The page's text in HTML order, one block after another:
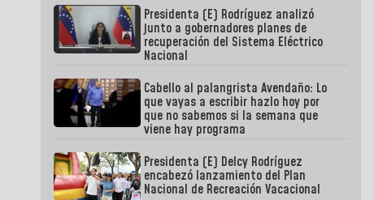
Presidenta (E) Rodríguez analizó
junto a gobernadores planes de
recuperación del Sistema Eléctrico
Nacional
Cabello al palangrista Avendaño: Lo
que vayas a escribir hazlo hoy por
que no sabemos si la semana que
viene hay programa
Presidenta (E) Delcy Rodríguez
encabezó lanzamiento del Plan
Nacional de Recreación Vacacional